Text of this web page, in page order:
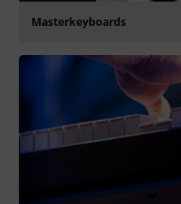
Masterkeyboards